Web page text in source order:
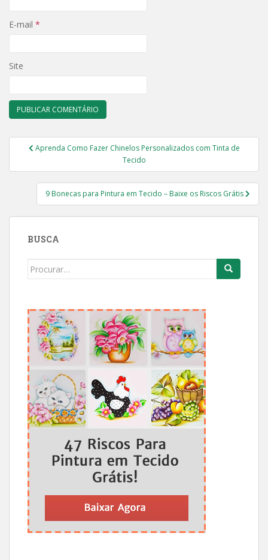
E-mail *
Site
Navegação
Post
Aprenda Como Fazer Chinelos Personalizados com Tinta de
Tecido
9 Bonecas para Pintura em Tecido – Baixe os Riscos Grátis
BUSCA
Search